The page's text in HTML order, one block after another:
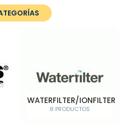
WATERFILTER/IONFILTER
8 PRODUCTOS